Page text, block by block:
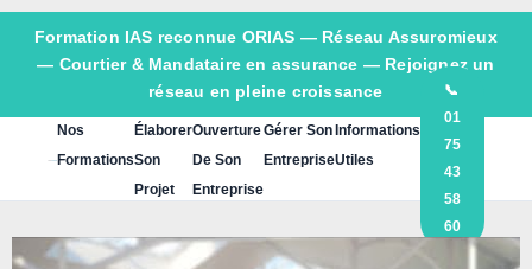
Formation IAS reconnue ORIAS — Réseau Assuromieux
— Courtier & Mandataire en assurance — Rejoignez un
réseau en pleine croissance
Nos
Formations
Élaborer
Son
Projet
Ouverture
De Son
Entreprise
Gérer Son
Entreprise
Informations
Utiles
📞
01
75
43
58
60